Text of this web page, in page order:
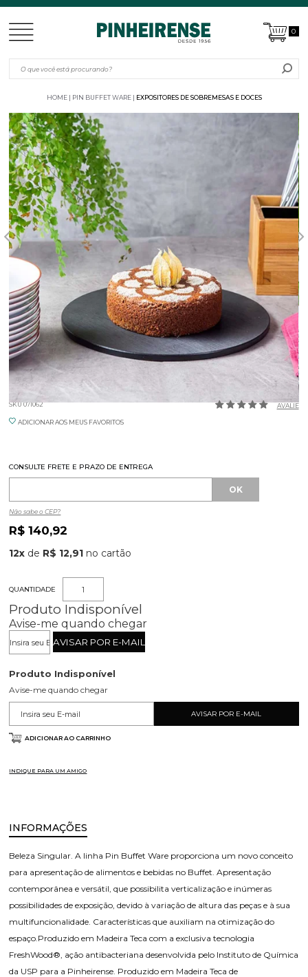
0
HOME PIN BUFFET WARE EXPOSITORES DE SOBREMESAS E DOCES
PLACA PEAD PRETA RED 30CM PBW
SKU 071062 AVALIE
ADICIONAR AOS MEUS FAVORITOS
CONSULTE FRETE E PRAZO DE ENTREGA
Não sabe o CEP?
R$ 140,92
12x de R$ 12,91
QUANTIDADE
Produto Indisponível
Avise-me quando chegar
Produto Indisponível
Avise-me quando chegar
ADICIONAR AO CARRINHO
INDIQUE PARA UM AMIGO
INFORMAÇÕES
Beleza Singular. A linha Pin Buffet Ware proporciona um novo conceito
para apresentação de alimentos e bebidas no Buffet. Apresentação
contemporânea e versátil, que possibilita verticalização e inúmeras
possibilidades de exposição, devido à variação de altura das peças e à sua
multifuncionalidade. Características que auxiliam na otimização do
espaço.Produzido em Madeira Teca com a exclusiva tecnologia
FreshWood®, ação antibacteriana desenvolvida pelo Instituto de Química
da USP para a Pinheirense. Produzido em Madeira Teca de